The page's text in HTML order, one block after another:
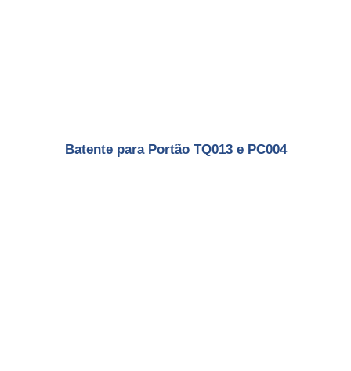
Batente para Portão TQ013 e PC004